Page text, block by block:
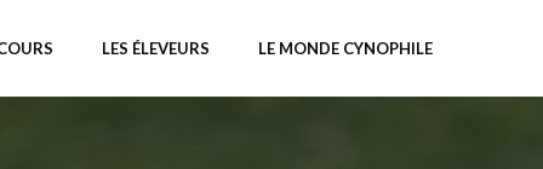
LES ÉLEVEURS LE MONDE CYNOPHILE